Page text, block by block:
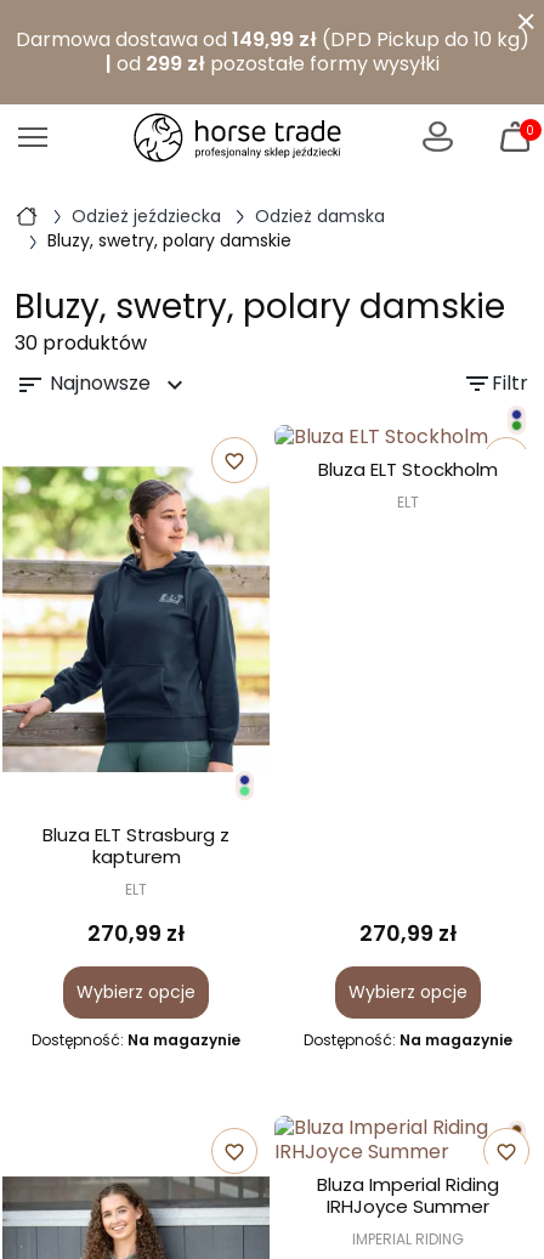
Darmowa dostawa od 149,99 zł(DPD Pickup do 10 kg)
| od 299 złpozostałe formy wysyłki
×
0
Odzież jeździecka
Odzież damska
Bluzy, swetry, polary damskie
Bluzy, swetry, polary damskie
30 produktów
sort Najnowsze expand_more filter_listFiltr
favorite_border
Bluza ELT Strasburg z
kapturem
ELT
270,99 zł
Wybierz opcje
Dostępność: Na magazynie
favorite_border
Bluza ELT Stockholm
ELT
270,99 zł
Wybierz opcje
Dostępność: Na magazynie
favorite_border favorite_border
Bluza Imperial Riding
IRHJoyce Summer
IMPERIAL RIDING